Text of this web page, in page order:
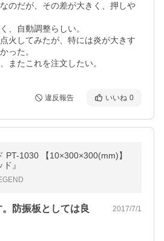
のだが、その差が大きく、押しや
、自動調整らしい。
火してみたが、特には炎が大きす
った。
違反報告 いいね 0
PT-1030 【10×300×300(mm)】
』
防振板としては良 2017/7/1